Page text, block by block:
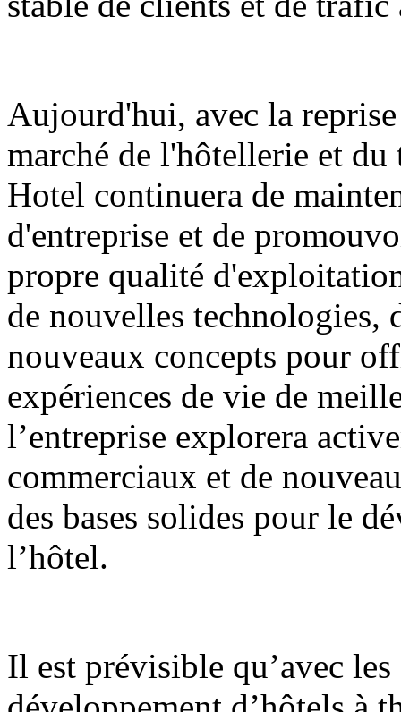
Aujourd'hui, avec la
marché de l'hôtellerie et
Hotel continuera de
d'entreprise et de
propre qualité
de nouvelles technologies,
nouveaux concepts pour
expériences de vie de
l’entreprise explorera
commerciaux et de
des bases solides pour le
l’hôtel.
Il est prévisible qu’avec